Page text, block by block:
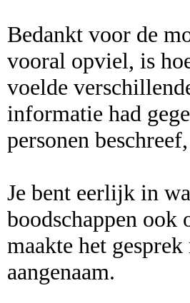
Bedankt voor de
vooral opviel, is
voelde
informatie had
personen
Je bent eerlijk in
boodschappen ook
maakte het
aangenaam.